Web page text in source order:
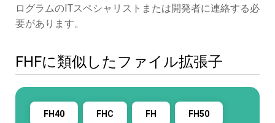
ログラムのITスペシャリストまたは開発者に連絡する必
要があります。
FHFに類似したファイル拡張子
FH40 FHC FH FH50